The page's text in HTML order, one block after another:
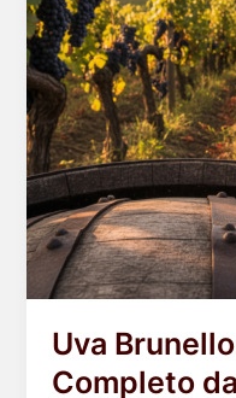
Uva
Completo